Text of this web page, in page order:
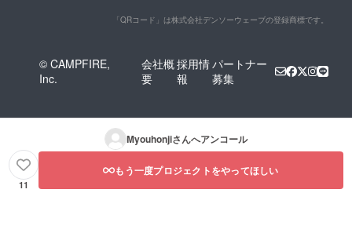
「QRコード」は株式会社デンソーウェーブの登録商標です。
© CAMPFIRE,
Inc.
会社概
要
採用情
報
パートナー
募集
Myouhonjiさんへアンコール
11
もう一度プロジェクトをやってほしい